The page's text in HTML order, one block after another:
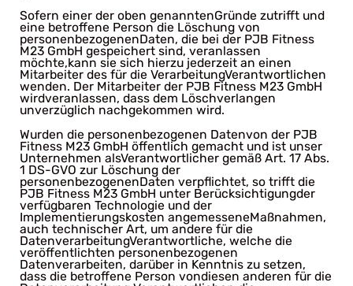
Sofern einer der oben genanntenGründe zutrifft und
eine betroffene Person die Löschung von
personenbezogenenDaten, die bei der PJB Fitness
M23 GmbH gespeichert sind, veranlassen
möchte,kann sie sich hierzu jederzeit an einen
Mitarbeiter des für die VerarbeitungVerantwortlichen
wenden. Der Mitarbeiter der PJB Fitness M23 GmbH
wirdveranlassen, dass dem Löschverlangen
unverzüglich nachgekommen wird.
Wurden die personenbezogenen Datenvon der PJB
Fitness M23 GmbH öffentlich gemacht und ist unser
Unternehmen alsVerantwortlicher gemäß Art. 17 Abs.
1 DS-GVO zur Löschung der
personenbezogenenDaten verpflichtet, so trifft die
PJB Fitness M23 GmbH unter Berücksichtigungder
verfügbaren Technologie und der
Implementierungskosten angemesseneMaßnahmen,
auch technischer Art, um andere für die
DatenverarbeitungVerantwortliche, welche die
veröffentlichten personenbezogenen
Datenverarbeiten, darüber in Kenntnis zu setzen,
dass die betroffene Person vondiesen anderen für die